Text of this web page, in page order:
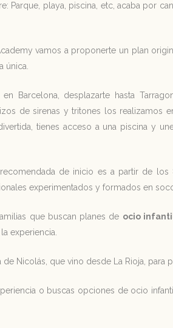
Parque, playa, piscina, etc, acaba por
vamos a proponerte un plan
única.
Barcelona, desplazarte hasta
de sirenas y tritones los realizamos
tienes acceso a una piscina y
de inicio es a partir de
experimentados y formados en
que buscan planes de ocio
experiencia.
de Nicolás, que vino desde La Rioja, para
o buscas opciones de ocio